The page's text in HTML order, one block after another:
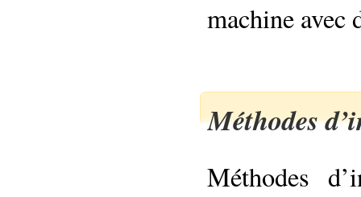
machine avec
Méthodes
Méthodes